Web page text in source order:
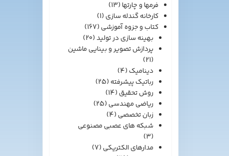
فرمها و چارتها(13)
کارخانه گندله سازی(1)
کتاب و جزوه آموزشی(167)
بهینه سازی در تولید(20)
پردازش تصویر و بینایی ماشین
(21)
دینامیک(4)
رباتیک پیشرفته(25)
روش تحقیق(14)
ریاضی مهندسی(25)
زبان تخصصی(4)
شبکه های عصبی مصنوعی
(3)
مدارهای الکتریکی(7)